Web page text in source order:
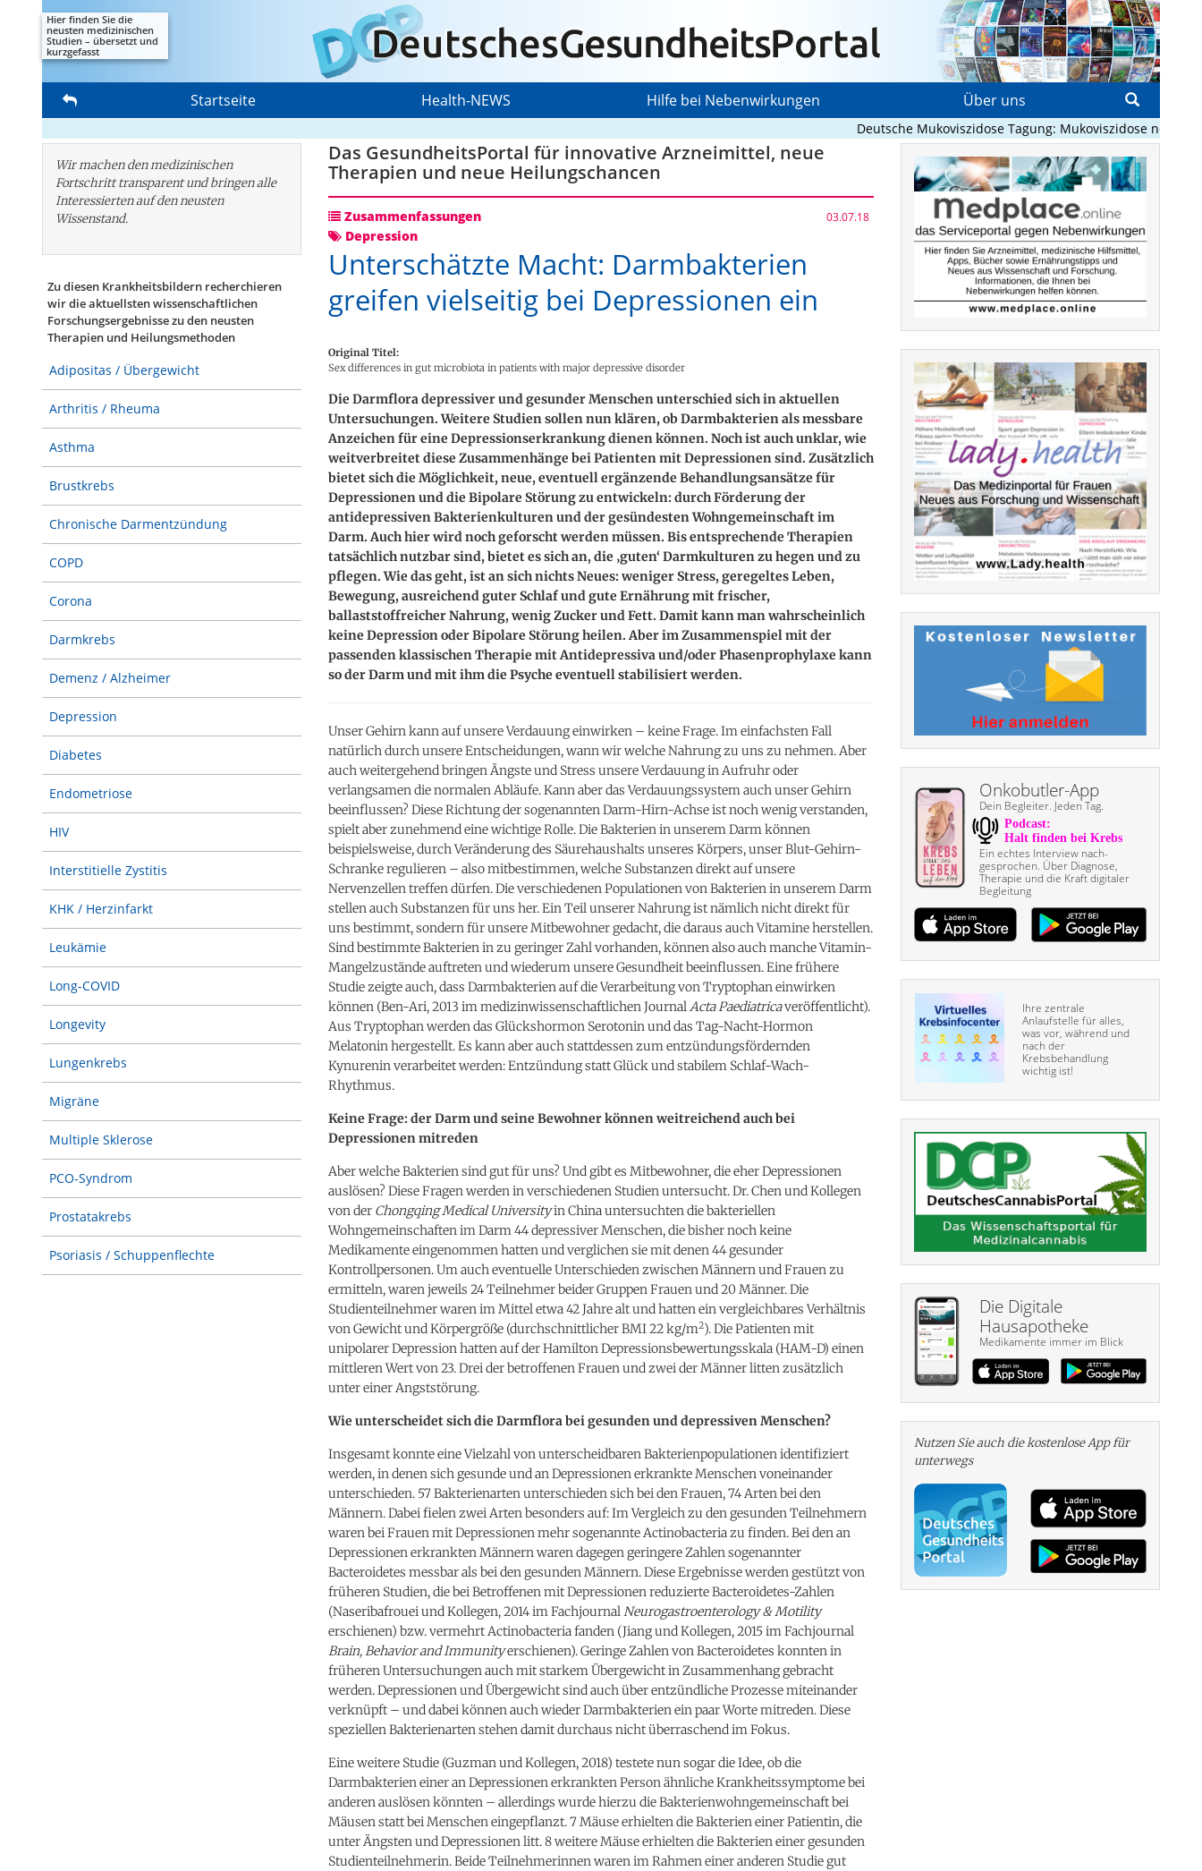
Hier finden Sie die
neusten medizinischen
Studien – übersetzt und
kurzgefasst
Startseite Health-NEWS Hilfe bei Nebenwirkungen Über uns
Deutsche Mukoviszidose Tagung: Mukoviszidose neu
Wir machen den medizinischen
Fortschritt transparent und bringen alle
Interessierten auf den neusten
Wissenstand.
Zu diesen Krankheitsbildern recherchieren
wir die aktuellsten wissenschaftlichen
Forschungs­ergebnisse zu den neusten
Therapien und Heilungsmethoden
Adipositas / Übergewicht
Arthritis / Rheuma
Asthma
Brustkrebs
Chronische Darmentzündung
COPD
Corona
Darmkrebs
Demenz / Alzheimer
Depression
Diabetes
Endometriose
HIV
Interstitielle Zystitis
KHK / Herzinfarkt
Leukämie
Long-COVID
Longevity
Lungenkrebs
Migräne
Multiple Sklerose
PCO-Syndrom
Prostatakrebs
Psoriasis / Schuppenflechte
Das GesundheitsPortal für innovative Arzneimittel, neue
Therapien und neue Heilungschancen
Zusammenfassungen 03.07.18
Depression
Unterschätzte Macht: Darmbakterien
greifen vielseitig bei Depressionen ein
Original Titel:
Sex differences in gut microbiota in patients with major depressive disorder
Die Darmflora depressiver und gesunder Menschen unterschied sich in aktuellen
Untersuchungen. Weitere Studien sollen nun klären, ob Darmbakterien als messbare
Anzeichen für eine Depressionserkrankung dienen können. Noch ist auch unklar, wie
weitverbreitet diese Zusammenhänge bei Patienten mit Depressionen sind. Zusätzlich
bietet sich die Möglichkeit, neue, eventuell ergänzende Behandlungsansätze für
Depressionen und die Bipolare Störung zu entwickeln: durch Förderung der
antidepressiven Bakterienkulturen und der gesündesten Wohngemeinschaft im
Darm. Auch hier wird noch geforscht werden müssen. Bis entsprechende Therapien
tatsächlich nutzbar sind, bietet es sich an, die ‚guten‘ Darmkulturen zu hegen und zu
pflegen. Wie das geht, ist an sich nichts Neues: weniger Stress, geregeltes Leben,
Bewegung, ausreichend guter Schlaf und gute Ernährung mit frischer,
ballaststoffreicher Nahrung, wenig Zucker und Fett. Damit kann man wahrscheinlich
keine Depression oder Bipolare Störung heilen. Aber im Zusammenspiel mit der
passenden klassischen Therapie mit Antidepressiva und/oder Phasenprophylaxe kann
so der Darm und mit ihm die Psyche eventuell stabilisiert werden.
Unser Gehirn kann auf unsere Verdauung einwirken – keine Frage. Im einfachsten Fall
natürlich durch unsere Entscheidungen, wann wir welche Nahrung zu uns zu nehmen. Aber
auch weitergehend bringen Ängste und Stress unsere Verdauung in Aufruhr oder
verlangsamen die normalen Abläufe. Kann aber das Verdauungssystem auch unser Gehirn
beeinflussen? Diese Richtung der sogenannten Darm-Hirn-Achse ist noch wenig verstanden,
spielt aber zunehmend eine wichtige Rolle. Die Bakterien in unserem Darm können
beispielsweise, durch Veränderung des Säurehaushalts unseres Körpers, unser Blut-Gehirn-
Schranke regulieren – also mitbestimmen, welche Substanzen direkt auf unsere
Nervenzellen treffen dürfen. Die verschiedenen Populationen von Bakterien in unserem Darm
stellen auch Substanzen für uns her. Ein Teil unserer Nahrung ist nämlich nicht direkt für
uns bestimmt, sondern für unsere Mitbewohner gedacht, die daraus auch Vitamine herstellen.
Sind bestimmte Bakterien in zu geringer Zahl vorhanden, können also auch manche Vitamin-
Mangelzustände auftreten und wiederum unsere Gesundheit beeinflussen. Eine frühere
Studie zeigte auch, dass Darmbakterien auf die Verarbeitung von Tryptophan einwirken
können (Ben-Ari, 2013 im medizinwissenschaftlichen JournalActa Paediatricaveröffentlicht).
Aus Tryptophan werden das Glückshormon Serotonin und das Tag-Nacht-Hormon
Melatonin hergestellt. Es kann aber auch stattdessen zum entzündungsfördernden
Kynurenin verarbeitet werden: Entzündung statt Glück und stabilem Schlaf-Wach-
Rhythmus.
Keine Frage: der Darm und seine Bewohner können weitreichend auch bei
Depressionen mitreden
Aber welche Bakterien sind gut für uns? Und gibt es Mitbewohner, die eher Depressionen
auslösen? Diese Fragen werden in verschiedenen Studien untersucht. Dr. Chen und Kollegen
von der Chongqing Medical Universityin China untersuchten die bakteriellen
Wohngemeinschaften im Darm 44 depressiver Menschen, die bisher noch keine
Medikamente eingenommen hatten und verglichen sie mit denen 44 gesunder
Kontrollpersonen. Um auch eventuelle Unterschieden zwischen Männern und Frauen zu
ermitteln, waren jeweils 24 Teilnehmer beider Gruppen Frauen und 20 Männer. Die
Studienteilnehmer waren im Mittel etwa 42 Jahre alt und hatten ein vergleichbares Verhältnis
von Gewicht und Körpergröße (durchschnittlicher BMI 22 kg/m2). Die Patienten mit
unipolarer Depression hatten auf der Hamilton Depressionsbewertungsskala (HAM-D) einen
mittleren Wert von 23. Drei der betroffenen Frauen und zwei der Männer litten zusätzlich
unter einer Angststörung.
Wie unterscheidet sich die Darmflora bei gesunden und depressiven Menschen?
Insgesamt konnte eine Vielzahl von unterscheidbaren Bakterienpopulationen identifiziert
werden, in denen sich gesunde und an Depressionen erkrankte Menschen voneinander
unterschieden. 57 Bakterienarten unterschieden sich bei den Frauen, 74 Arten bei den
Männern. Dabei fielen zwei Arten besonders auf: Im Vergleich zu den gesunden Teilnehmern
waren bei Frauen mit Depressionen mehr sogenannte Actinobacteria zu finden. Bei den an
Depressionen erkrankten Männern waren dagegen geringere Zahlen sogenannter
Bacteroidetes messbar als bei den gesunden Männern. Diese Ergebnisse werden gestützt von
früheren Studien, die bei Betroffenen mit Depressionen reduzierte Bacteroidetes-Zahlen
(Naseribafrouei und Kollegen, 2014 im FachjournalNeurogastroenterology & Motility
erschienen) bzw. vermehrt Actinobacteria fanden (Jiang und Kollegen, 2015 im Fachjournal
Brain, Behavior and Immunityerschienen). Geringe Zahlen von Bacteroidetes konnten in
früheren Untersuchungen auch mit starkem Übergewicht in Zusammenhang gebracht
werden. Depressionen und Übergewicht sind auch über entzündliche Prozesse miteinander
verknüpft – und dabei können auch wieder Darmbakterien ein paar Worte mitreden. Diese
speziellen Bakterienarten stehen damit durchaus nicht überraschend im Fokus.
Eine weitere Studie (Guzman und Kollegen, 2018) testete nun sogar die Idee, ob die
Darmbakterien einer an Depressionen erkrankten Person ähnliche Krankheitssymptome bei
anderen auslösen könnten – allerdings wurde hierzu die Bakterienwohngemeinschaft bei
Mäusen statt bei Menschen eingepflanzt. 7 Mäuse erhielten die Bakterien einer Patientin, die
unter Ängsten und Depressionen litt. 8 weitere Mäuse erhielten die Bakterien einer gesunden
Studienteilnehmerin. Beide Teilnehmerinnen waren im Rahmen einer anderen Studie gut
Onkobutler-App
Dein Begleiter. Jeden Tag.
Ein echtes Interview nach­
gesprochen. Über Diagnose,
Therapie und die Kraft digitaler
Begleitung
Ihre zentrale
Anlaufstelle für alles,
was vor, während und
nach der
Krebsbehandlung
wichtig ist!
Die Digitale
Hausapotheke
Medikamente immer im Blick
Nutzen Sie auch die kosten­lose App für
unterwegs